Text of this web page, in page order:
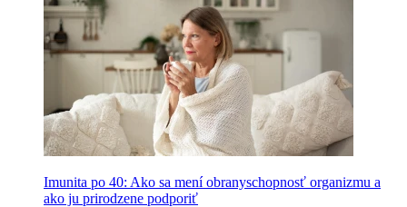
Imunita po 40: Ako sa mení obranyschopnosť organizmu a
ako ju prirodzene podporiť